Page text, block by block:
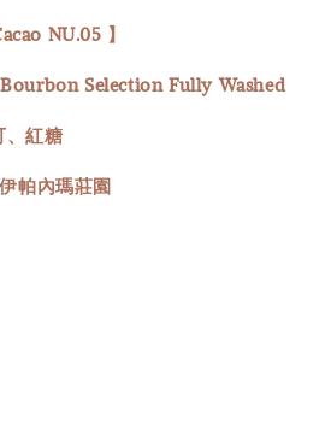
NU.05 】
Selection Fully Washed
、紅糖
帕內瑪莊園